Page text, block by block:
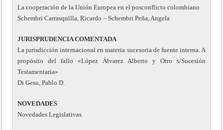
La cooperación de la Unión Europea en el posconflicto colombiano
Schembri Carrasquilla, Ricardo – Schembri Peña, Angela
JURISPRUDENCIA COMENTADA
La jurisdicción internacional en materia sucesoria de fuente interna. A
propósito del fallo «López Álvarez Alberto y Otro s/Sucesión
Testamentaria»
Di Gesu, Pablo D.
NOVEDADES
Novedades Legislativas